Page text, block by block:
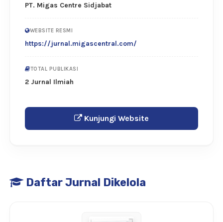
PT. Migas Centre Sidjabat
WEBSITE RESMI
https://jurnal.migascentral.com/
TOTAL PUBLIKASI
2 Jurnal Ilmiah
Kunjungi Website
Daftar Jurnal Dikelola